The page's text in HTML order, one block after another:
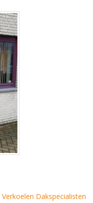
Verkoelen Dakspecialisten